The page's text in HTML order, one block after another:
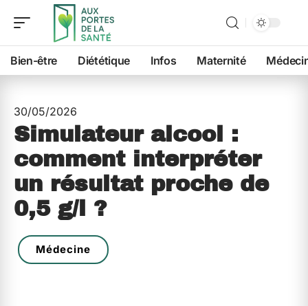
Bien-être Diététique Infos Maternité
30/05/2026
Simulateur alcool :
comment interpréter
un résultat proche de
0,5 g/l ?
Médecine